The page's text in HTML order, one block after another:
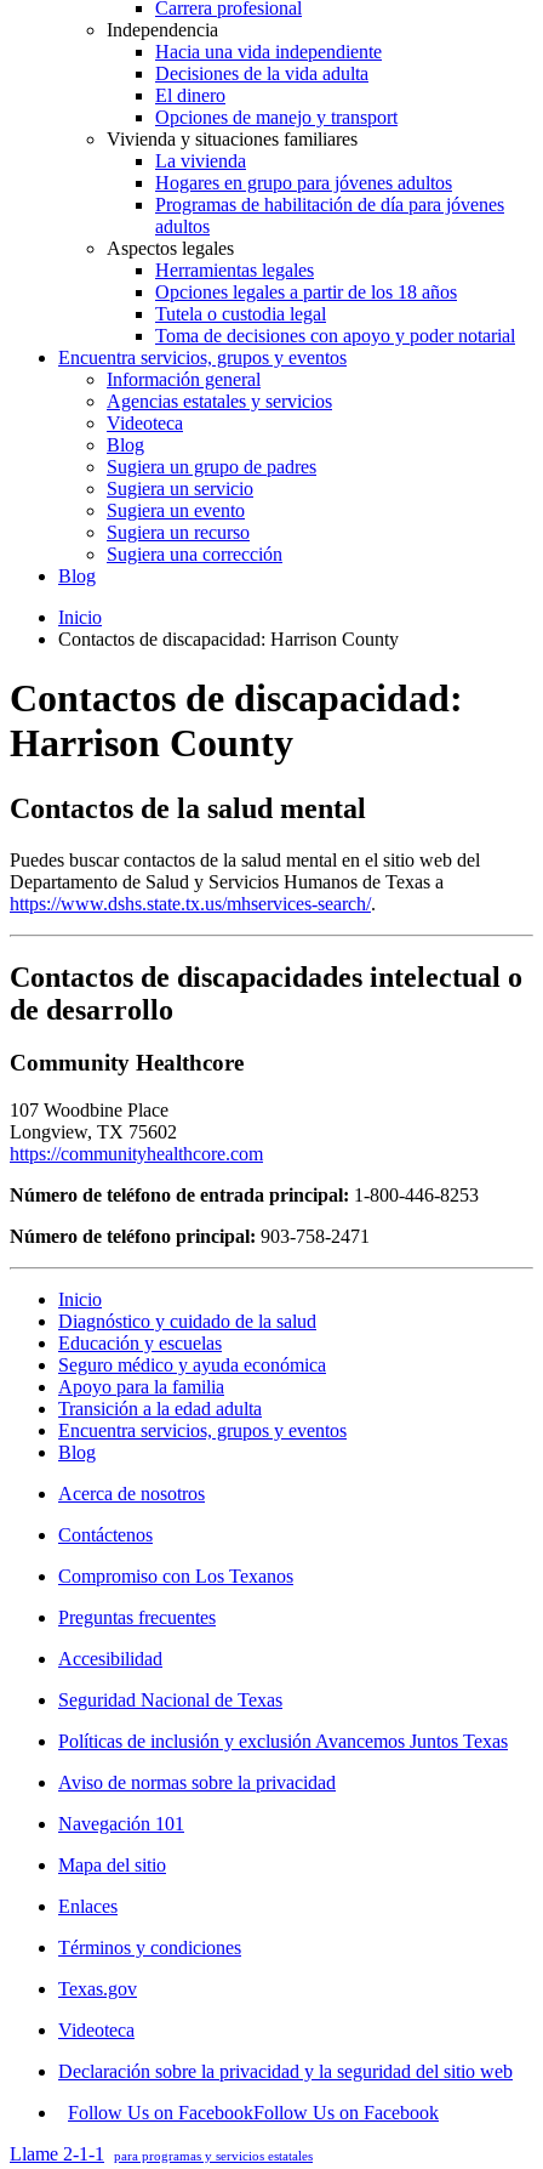
Carrera profesional
Independencia
Hacia una vida independiente
Decisiones de la vida adulta
El dinero
Opciones de manejo y transport
Vivienda y situaciones familiares
La vivienda
Hogares en grupo para jóvenes adultos
Programas de habilitación de día para jóvenes
adultos
Aspectos legales
Herramientas legales
Opciones legales a partir de los 18 años
Tutela o custodia legal
Toma de decisiones con apoyo y poder notarial
Encuentra servicios, grupos y eventos
Información general
Agencias estatales y servicios
Videoteca
Blog
Sugiera un grupo de padres
Sugiera un servicio
Sugiera un evento
Sugiera un recurso
Sugiera una corrección
Blog
Inicio
Contactos de discapacidad: Harrison County
Contactos de discapacidad:
Harrison County
Contactos de la salud mental
Puedes buscar contactos de la salud mental en el sitio web del
Departamento de Salud y Servicios Humanos de Texas a
https://www.dshs.state.tx.us/mhservices-search/.
Contactos de discapacidades intelectual o
de desarrollo
Community Healthcore
107 Woodbine Place
Longview, TX 75602
https://communityhealthcore.com
Número de teléfono de entrada principal: 1-800-446-8253
Número de teléfono principal: 903-758-2471
Inicio
Diagnóstico y cuidado de la salud
Educación y escuelas
Seguro médico y ayuda económica
Apoyo para la familia
Transición a la edad adulta
Encuentra servicios, grupos y eventos
Blog
Acerca de nosotros
Contáctenos
Compromiso con Los Texanos
Preguntas frecuentes
Accesibilidad
Seguridad Nacional de Texas
Políticas de inclusión y exclusión Avancemos Juntos Texas
Aviso de normas sobre la privacidad
Navegación 101
Mapa del sitio
Enlaces
Términos y condiciones
Texas.gov
Videoteca
Declaración sobre la privacidad y la seguridad del sitio web
Follow Us on FacebookFollow Us on Facebook
Llame 2-1-1
para programas y servicios estatales